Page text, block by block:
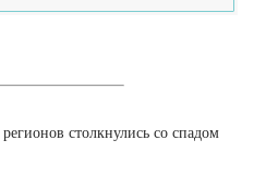
столкнулись со спадом